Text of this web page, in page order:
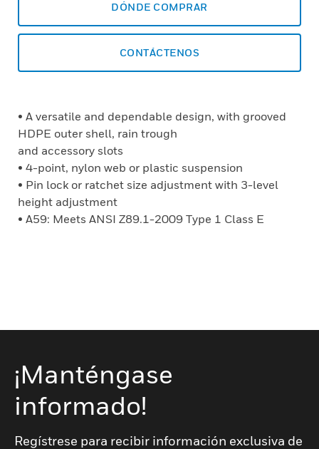
DÓNDE COMPRAR
CONTÁCTENOS
• A versatile and dependable design, with grooved
HDPE outer shell, rain trough
and accessory slots
• 4-point, nylon web or plastic suspension
• Pin lock or ratchet size adjustment with 3-level
height adjustment
• A59: Meets ANSI Z89.1-2009 Type 1 Class E
¡Manténgase
informado!
Regístrese para recibir información exclusiva de